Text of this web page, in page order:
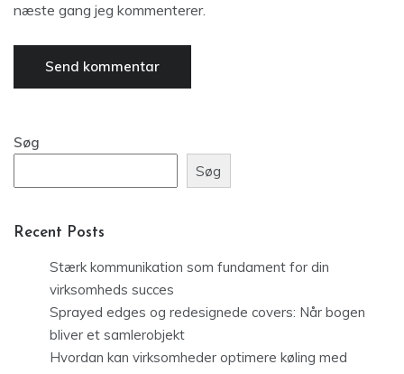
næste gang jeg kommenterer.
Søg
Søg
Recent Posts
Stærk kommunikation som fundament for din
virksomheds succes
Sprayed edges og redesignede covers: Når bogen
bliver et samlerobjekt
Hvordan kan virksomheder optimere køling med